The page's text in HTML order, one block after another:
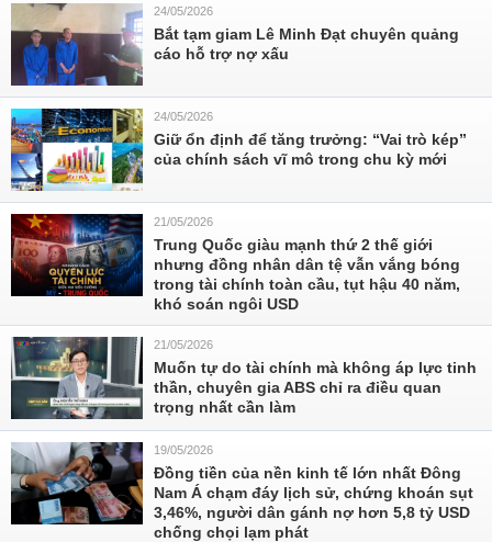
24/05/2026
Bắt tạm giam Lê Minh Đạt chuyên quảng
cáo hỗ trợ nợ xấu
24/05/2026
Giữ ổn định để tăng trưởng: “Vai trò kép”
của chính sách vĩ mô trong chu kỳ mới
21/05/2026
Trung Quốc giàu mạnh thứ 2 thế giới
nhưng đồng nhân dân tệ vẫn vắng bóng
trong tài chính toàn cầu, tụt hậu 40 năm,
khó soán ngôi USD
21/05/2026
Muốn tự do tài chính mà không áp lực tinh
thần, chuyên gia ABS chỉ ra điều quan
trọng nhất cần làm
19/05/2026
Đồng tiền của nền kinh tế lớn nhất Đông
Nam Á chạm đáy lịch sử, chứng khoán sụt
3,46%, người dân gánh nợ hơn 5,8 tỷ USD
chống chọi lạm phát